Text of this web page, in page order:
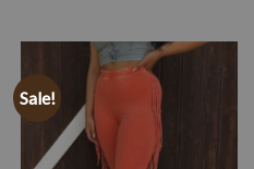
Sale!